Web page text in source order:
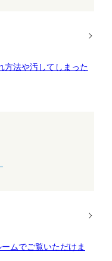
方法や汚してしまった
ムでご覧いただけま